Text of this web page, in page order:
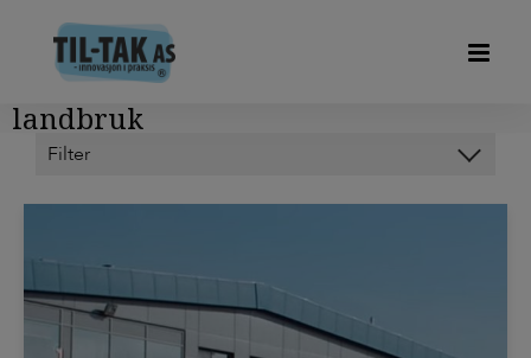
landbruk
HODY FORSKALINGSPLATER
OM OSS